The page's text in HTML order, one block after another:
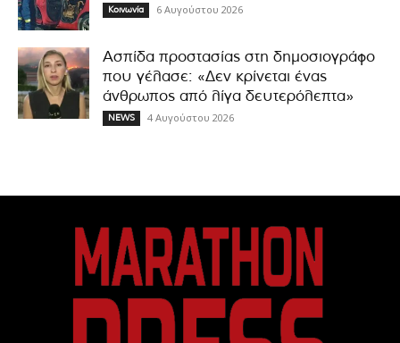
Κοινωνία 6 Αυγούστου 2026
Ασπίδα προστασίας στη δημοσιογράφο
που γέλασε: «Δεν κρίνεται ένας
άνθρωπος από λίγα δευτερόλεπτα»
NEWS 4 Αυγούστου 2026